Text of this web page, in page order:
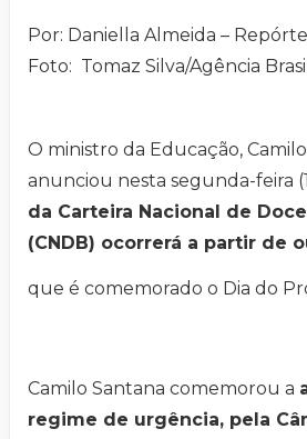
Por: Daniella Almeida –
Foto: Tomaz Silva/Agência Brasil
O ministro da Educação,
anunciou nesta segunda-feira
da Carteira Nacional de
(CNDB) ocorrerá a partir de
que é comemorado o Dia do
Camilo Santana comemorou a
regime de urgência, pela